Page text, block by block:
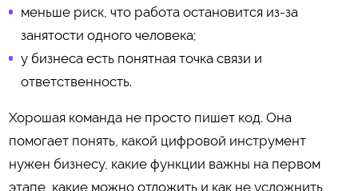
меньше риск, что работа остановится из-за
занятости одного человека;
у бизнеса есть понятная точка связи и
ответственность.
Хорошая команда не просто пишет код. Она
помогает понять, какой цифровой инструмент
нужен бизнесу, какие функции важны на первом
этапе, какие можно отложить и как не усложнить